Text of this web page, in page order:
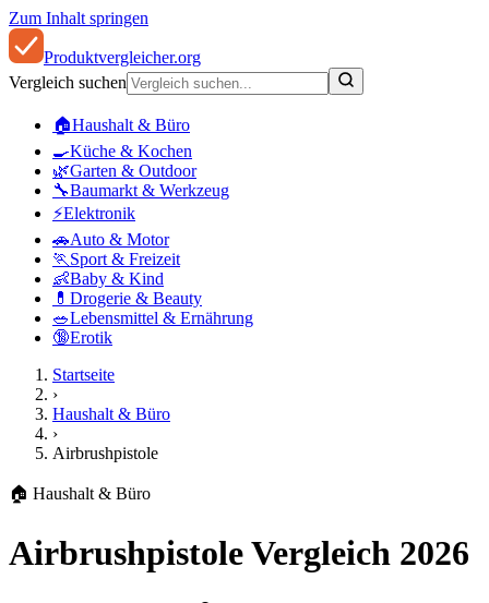
Zum Inhalt springen
Produktvergleicher.org
Vergleich suchen
🏠Haushalt & Büro
🍳Küche & Kochen
🌿Garten & Outdoor
🔧Baumarkt & Werkzeug
⚡Elektronik
🚗Auto & Motor
🏃 Sport & Freizeit
👶Baby & Kind
💊 Drogerie & Beauty
🥗Lebensmittel & Ernährung
🔞Erotik
Startseite
›
Haushalt & Büro
›
Airbrushpistole
🏠 Haushalt & Büro
Airbrushpistole Vergleich 2026